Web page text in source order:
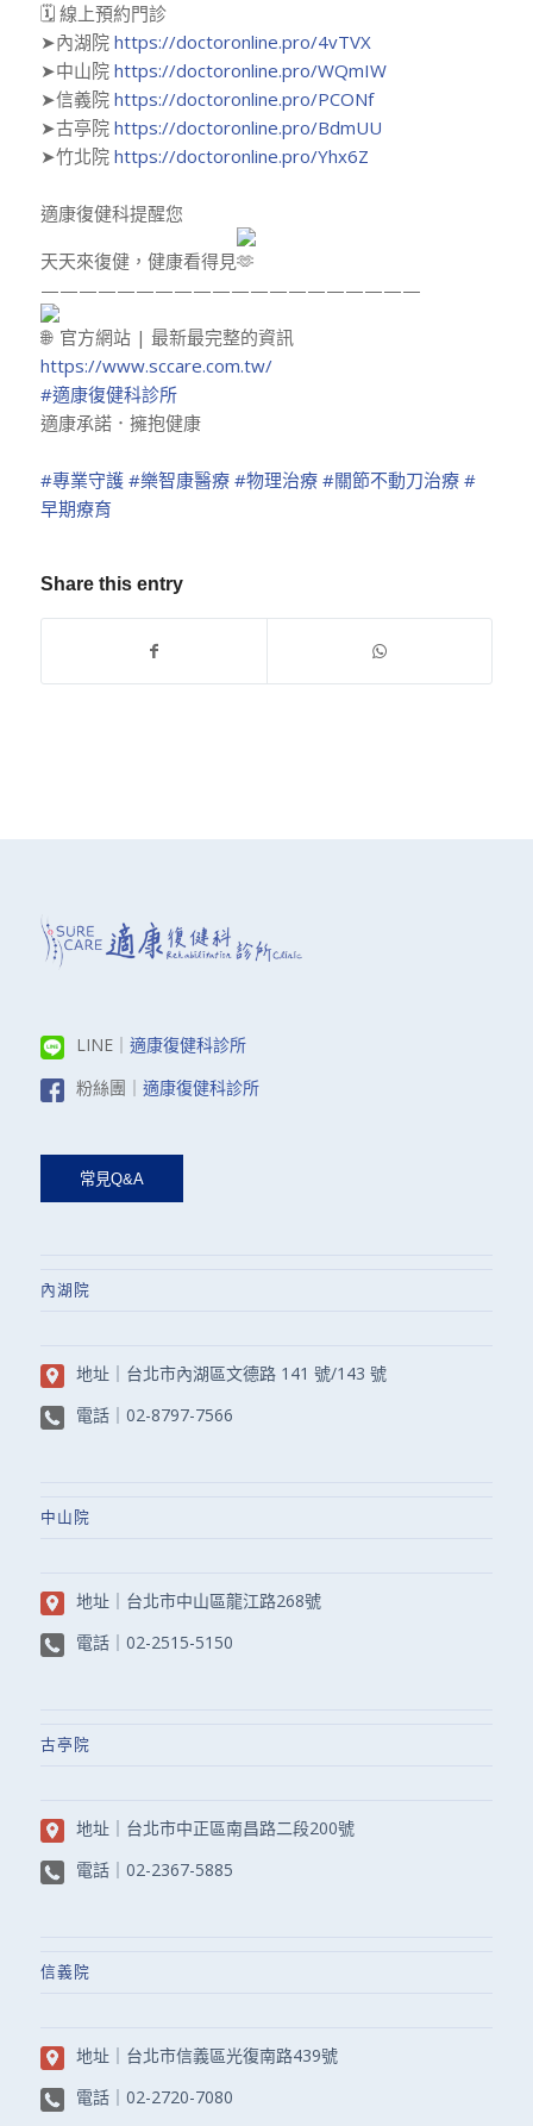
線上預約門診
➤內湖院 https://doctoronline.pro/4vTVX
➤中山院 https://doctoronline.pro/WQmIW
➤信義院 https://doctoronline.pro/PCONf
➤古亭院 https://doctoronline.pro/BdmUU
➤竹北院 https://doctoronline.pro/Yhx6Z
適康復健科提醒您
天天來復健，健康看得見
————————————————————
官方網站 | 最新最完整的資訊
https://www.sccare.com.tw/
#適康復健科診所
適康承諾．擁抱健康
#專業守護 #樂智康醫療 #物理治療 #關節不動刀治療 #
早期療育
Share this entry
LINE｜ 適康復健科診所
粉絲團｜ 適康復健科診所
內湖院
地址｜ 台北市內湖區文德路 141 號/143 號
電話｜ 02-8797-7566
中山院
地址｜ 台北市中山區龍江路268號
電話｜ 02-2515-5150
古亭院
地址｜ 台北市中正區南昌路二段200號
電話｜ 02-2367-5885
信義院
地址｜ 台北市信義區光復南路439號
電話｜ 02-2720-7080